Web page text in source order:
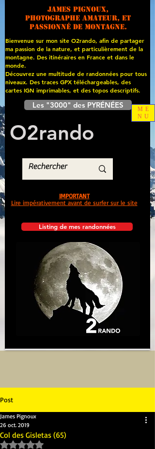
James PIGNOUX,
photographe amateur, et
passionné de montagne.
Bienvenue sur mon site O2rando, afin de partager
ma passion de la nature, et particulièrement de la
montagne. Des itinéraires en France et dans le
monde.
Découvrez une multitude de randonnées pour tous
niveaux. Des traces GPX téléchargeables, des
cartes IGN imprimables, et des topos descriptifs.
Les "3000" des PYRÉNÉES
O2rando
Listing de mes randonnées
IMPORTANT
Lire impérativement avant de surfer sur le site
ME
NU
Post
Col des Gisletas (65)
James Pignoux
26 oct. 2019
Noté NaN étoiles sur 5.